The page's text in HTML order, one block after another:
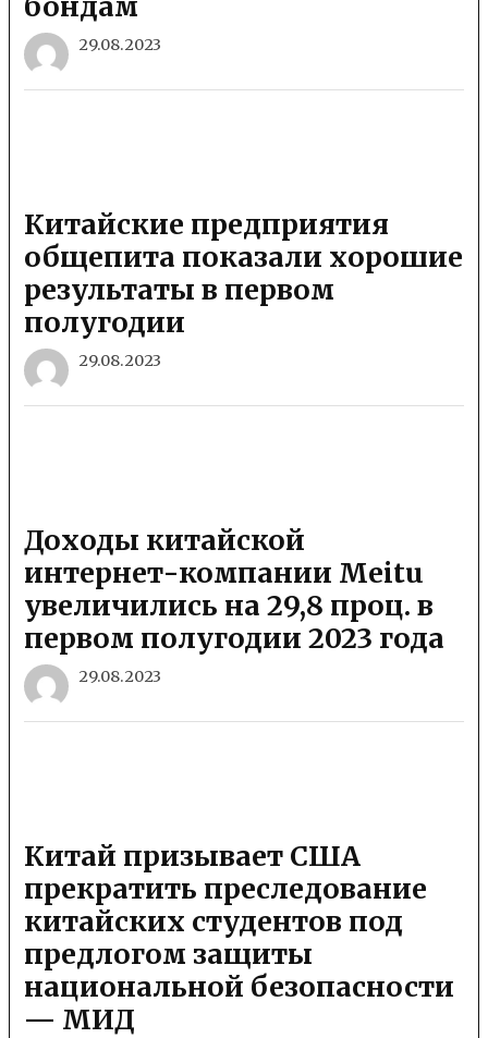
29.08.2023
Китайские предприятия
общепита показали хорошие
результаты в первом
полугодии
29.08.2023
Доходы китайской
интернет-компании Meitu
увеличились на 29,8 проц. в
первом полугодии 2023 года
29.08.2023
Китай призывает США
прекратить преследование
китайских студентов под
предлогом защиты
национальной безопасности
— МИД